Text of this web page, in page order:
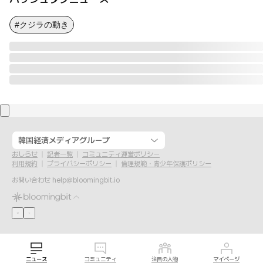
#クジラの動き
韓国経済メディアグループ
おしらせ 記者一覧
コミュニティ運営ポリシー
利用規約
プライバシーポリシー
倫理規範・青少年保護ポリシー
お問い合わせ help@bloomingbit.io
ニュース コミュニティ 注目の人物 マイページ